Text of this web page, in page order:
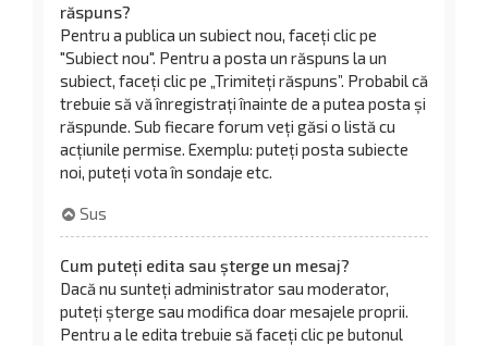
răspuns?
Pentru a publica un subiect nou, faceți clic pe
"Subiect nou". Pentru a posta un răspuns la un
subiect, faceți clic pe „Trimiteți răspuns”. Probabil că
trebuie să vă înregistrați înainte de a putea posta și
răspunde. Sub fiecare forum veți găsi o listă cu
acțiunile permise. Exemplu: puteți posta subiecte
noi, puteți vota în sondaje etc.
Sus
Cum puteți edita sau șterge un mesaj?
Dacă nu sunteți administrator sau moderator,
puteți șterge sau modifica doar mesajele proprii.
Pentru a le edita trebuie să faceți clic pe butonul